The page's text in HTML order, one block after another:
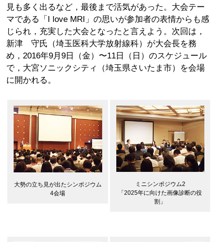
見も多く出るなど，最後まで活気があった。大会テー
マである「I love MRI」の思いが参加者の表情からも感
じられ，充実した大会となったと言えよう。次回は，
新津 守氏（埼玉医科大学放射線科）が大会長を務
め，2016年9月9日（金）〜11日（日）のスケジュール
で，大宮ソニックシティ（埼玉県さいたま市）を会場
に開かれる。
大勢の立ち見が出たシンポジウム
4会場
ミニシンポジウム2
「2025年に向けた画像診断の役
割」